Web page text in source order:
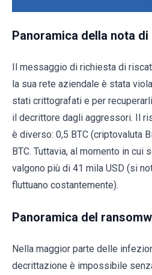
Panoramica della nota
Il messaggio di richiesta di
la sua rete aziendale è stata
stati crittografati e per
il decrittore dagli aggressori. Il
è diverso: 0,5 BTC (criptovaluta
BTC. Tuttavia, al momento in cui
valgono più di 41 mila USD (si
fluttuano costantemente).
Panoramica del
Nella maggior parte delle
decrittazione è impossibile